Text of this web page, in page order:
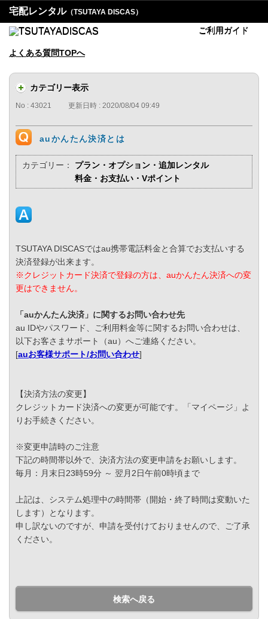
宅配レンタル（TSUTAYA DISCAS）
ご利用ガイド
よくある質問TOPへ
カテゴリー表示
No : 43021 更新日時 : 2020/08/04 09:49
auかんたん決済とは
カテゴリー：
プラン・オプション・追加レンタル
料金・お支払い・Vポイント
TSUTAYA DISCASではau携帯電話料金と合算でお支払いする
決済登録が出来ます。
※クレジットカード決済で登録の方は、auかんたん決済への変
更はできません。
「auかんたん決済」に関するお問い合わせ先
au IDやパスワード、ご利用料金等に関するお問い合わせは、
以下お客さまサポート（au）へご連絡ください。
[auお客様サポート/お問い合わせ]
【決済方法の変更】
クレジットカード決済への変更が可能です。「マイページ」よ
りお手続きください。
※変更申請時のご注意
下記の時間帯以外で、決済方法の変更申請をお願いします。
毎月：月末日23時59分 ～ 翌月2日午前0時頃まで
上記は、システム処理中の時間帯（開始・終了時間は変動いた
します）となります。
申し訳ないのですが、申請を受付けておりませんので、ご了承
ください。
検索へ戻る